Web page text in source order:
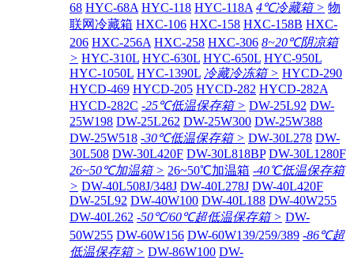
68 HYC-68A HYC-118 HYC-118A 4℃冷藏箱 > 物
联网冷藏箱 HXC-106 HXC-158 HXC-158B HXC-
206 HXC-256A HXC-258 HXC-306 8~20℃阴凉箱
> HYC-310L HYC-630L HYC-650L HYC-950L
HYC-1050L HYC-1390L 冷藏冷冻箱 > HYCD-290
HYCD-469 HYCD-205 HYCD-282 HYCD-282A
HYCD-282C -25℃低温保存箱 > DW-25L92 DW-
25W198 DW-25L262 DW-25W300 DW-25W388
DW-25W518 -30℃低温保存箱 > DW-30L278 DW-
30L508 DW-30L420F DW-30L818BP DW-30L1280F
26~50℃加温箱 > 26~50℃加温箱 -40℃低温保存箱
> DW-40L508J/348J DW-40L278J DW-40L420F
DW-25L92 DW-40W100 DW-40L188 DW-40W255
DW-40L262 -50℃/60℃超低温保存箱 > DW-
50W255 DW-60W156 DW-60W139/259/389 -86℃超
低温保存箱 > DW-86W100 DW-